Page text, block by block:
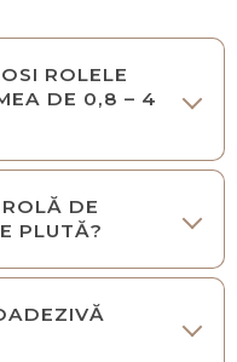
ROLELE
DE 0,8 – 4
DE
PLUTĂ?